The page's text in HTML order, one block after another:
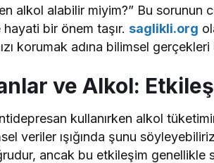
alkol alabilir miyim?” Bu sorunun
bir önem taşır. saglikli.org
korumak adına bilimsel
ve Alkol:
kullanırken alkol
veriler ışığında şunu
ancak bu etkileşim genellikle